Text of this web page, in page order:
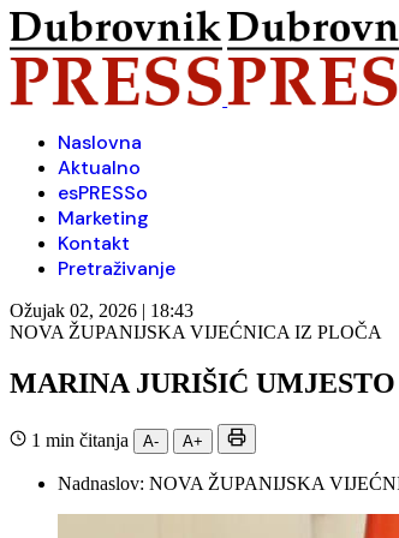
Naslovna
Aktualno
esPRESSo
Marketing
Kontakt
Pretraživanje
Ožujak 02, 2026 | 18:43
NOVA ŽUPANIJSKA VIJEĆNICA IZ PLOČA
MARINA JURIŠIĆ
1 min čitanja A- A+
Nadnaslov: NOVA ŽUPANIJSKA